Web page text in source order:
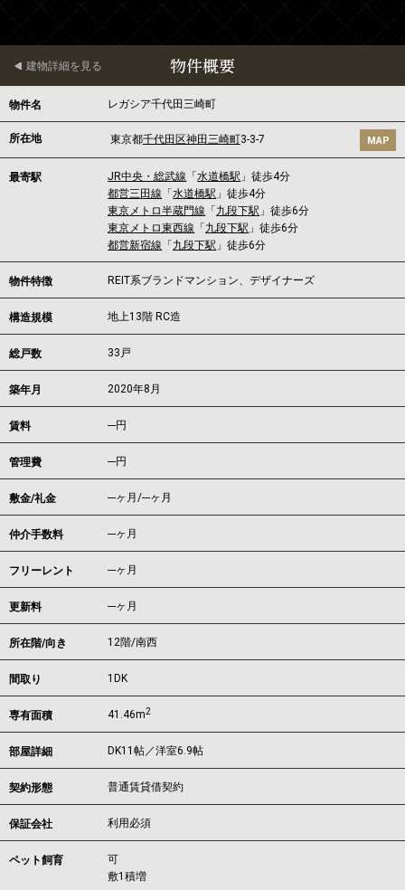
物件概要
建物詳細を見る
物件名 レガシア千代田三崎町
所在地 東京都千代田区神田三崎町3-3-7 MAP
最寄駅 JR中央・総武線 「水道橋駅 」徒歩4分
都営三田線 「水道橋駅 」徒歩4分
東京メトロ半蔵門線 「 九段下駅 」徒歩6分
東京メトロ東西線 「 九段下駅 」徒歩6分
都営新宿線 「 九段下駅 」徒歩6分
物件特徴 REIT系ブランドマンション、デザイナーズ
構造規模 地上13階 RC造
総戸数 33戸
築年月 2020年8月
賃料 ---円
管理費 ---円
敷金/礼金 ---ヶ月/---ヶ月
仲介手数料 ---ヶ月
フリーレント ---ヶ月
更新料 ---ヶ月
所在階/向き 12階/南西
間取り 1DK
専有面積 41.46m2
部屋詳細 DK11帖／洋室6.9帖
契約形態 普通賃貸借契約
保証会社 利用必須
ペット飼育
可
敷1積増